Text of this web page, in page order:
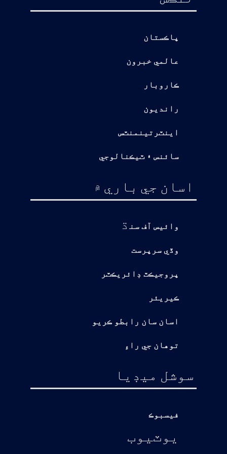
پاڪستان
عالمي خبرون
ڪاروبار
رانديون
اينٽرتينمنٽس
سائنس ۽ ٽيڪنالوجي
اسان جي باري ۾
وائيس آف سن ڌ
وڏي سرپرست
پروجيڪٽ ڊائريڪٽر
ڪيريئر
اسان سان رابطو ڪريو
توهان جي راءِ
سوشل ميڊيا
فيسبوڪ
يوٽيوب